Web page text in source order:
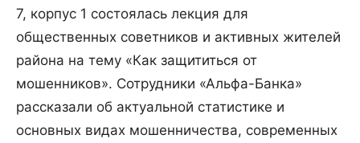
7, корпус 1 состоялась лекция для
общественных советников и активных жителей
района на тему «Как защититься от
мошенников». Сотрудники «Альфа-Банка»
рассказали об актуальной статистике и
основных видах мошенничества, современных